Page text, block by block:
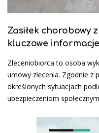
Zasiłek chorobowy
kluczowe informacje
Zleceniobiorca to osoba
umowy zlecenia. Zgodnie z
określonych sytuacjach
ubezpieczeniom